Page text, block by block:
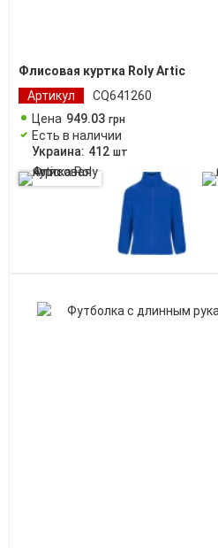
Флисовая куртка Roly Artic
Артикул
CQ641260
Цена 949.03 грн
Есть в наличии
Украина: 412 шт